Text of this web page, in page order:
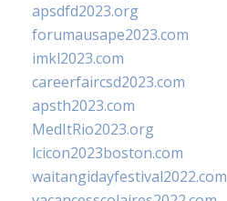
apsdfd2023.org
forumausape2023.com
imkl2023.com
careerfaircsd2023.com
apsth2023.com
MedItRio2023.org
lcicon2023boston.com
waitangidayfestival2022.com